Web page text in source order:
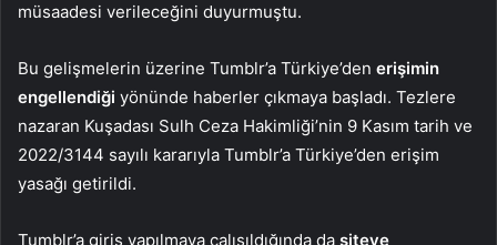
müsaadesi verileceğini duyurmuştu.
Bu gelişmelerin üzerine Tumblr’a Türkiye’den erişimin
engellendiği yönünde haberler çıkmaya başladı. Tezlere
nazaran Kuşadası Sulh Ceza Hakimliği’nin 9 Kasım tarih ve
2022/3144 sayılı kararıyla Tumblr’a Türkiye’den erişim
yasağı getirildi.
Tumblr’a giriş yapılmaya çalışıldığında da siteye